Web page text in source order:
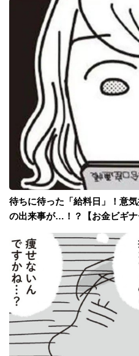
待ちに待った「給料日」！意
の出来事が…！？【お金ビギナ